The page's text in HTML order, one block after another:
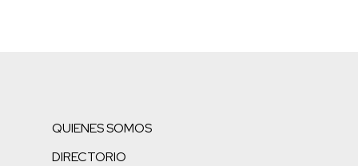
QUIENES SOMOS
DIRECTORIO